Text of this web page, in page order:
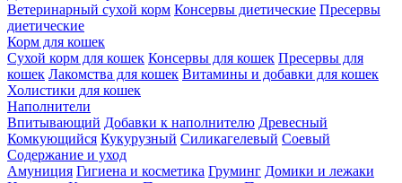
Ветеринарный сухой корм Консервы диетические Пресервы
диетические
Корм для кошек
Сухой корм для кошек Консервы для кошек Пресервы для
кошек Лакомства для кошек Витамины и добавки для кошек
Холистики для кошек
Наполнители
Впитывающий Добавки к наполнителю Древесный
Комкующийся Кукурузный Силикагелевый Соевый
Содержание и уход
Амуниция Гигиена и косметика Груминг Домики и лежаки